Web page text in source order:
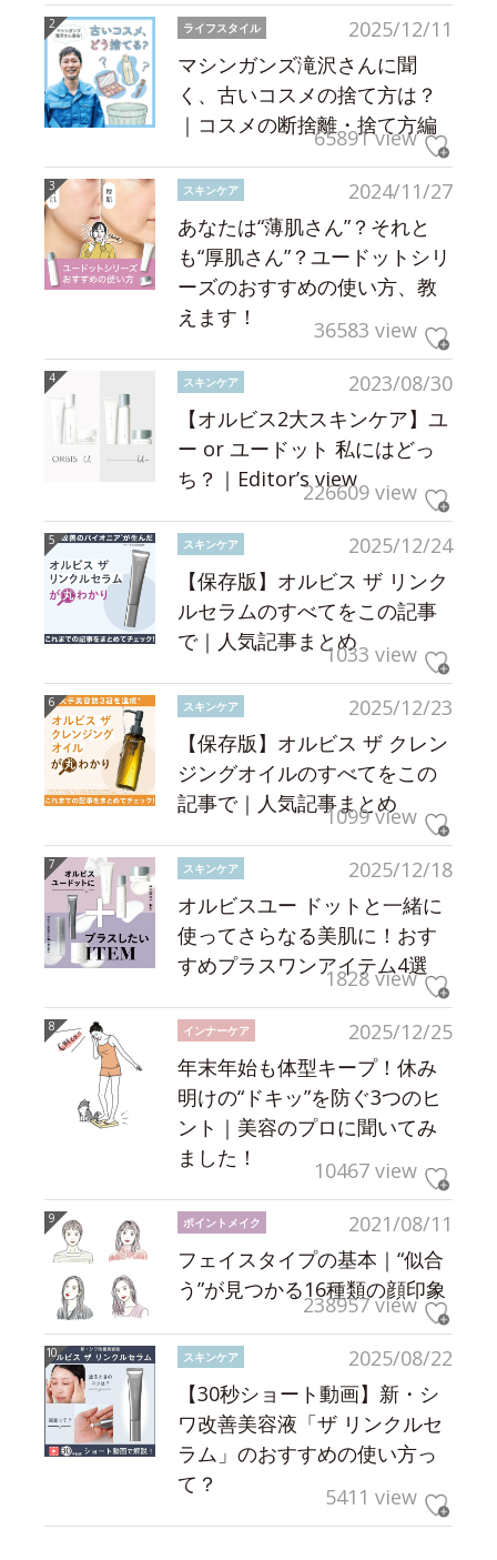
2025/12/11
ライフスタイル
マシンガンズ滝沢さんに聞
く、古いコスメの捨て方は？
｜コスメの断捨離・捨て方編
65891 view
2024/11/27
スキンケア
あなたは“薄肌さん”？それと
も“厚肌さん”？ユードットシリ
ーズのおすすめの使い方、教
えます！
36583 view
2023/08/30
スキンケア
【オルビス2大スキンケア】ユ
ー or ユードット 私にはどっ
ち？｜Editor’s view226609 view
2025/12/24
スキンケア
【保存版】オルビス ザ リンク
ルセラムのすべてをこの記事
で｜人気記事まとめ1033 view
2025/12/23
スキンケア
【保存版】オルビス ザ クレン
ジングオイルのすべてをこの
記事で｜人気記事まとめ
1099 view
2025/12/18
スキンケア
オルビスユー ドットと一緒に
使ってさらなる美肌に！おす
すめプラスワンアイテム4選
1828 view
2025/12/25
インナーケア
年末年始も体型キープ！休み
明けの“ドキッ”を防ぐ3つのヒ
ント｜美容のプロに聞いてみ
ました！
10467 view
2021/08/11
ポイントメイク
フェイスタイプの基本｜“似合
う”が見つかる16種類の顔印象
238957 view
2025/08/22
スキンケア
【30秒ショート動画】新・シ
ワ改善美容液「ザ リンクルセ
ラム」のおすすめの使い方っ
て？
5411 view